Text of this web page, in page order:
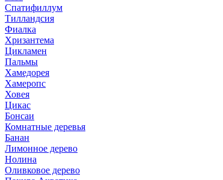
Спатифиллум
Тилландсия
Фиалка
Хризантема
Цикламен
Пальмы
Хамедорея
Хамеропс
Ховея
Цикас
Бонсаи
Комнатные деревья
Банан
Лимонное дерево
Нолина
Оливковое дерево